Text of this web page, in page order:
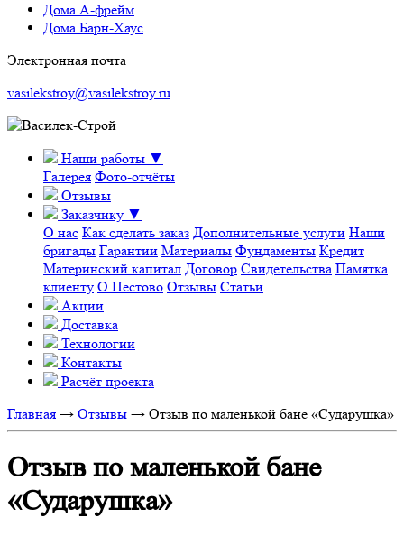
Дома А-фрейм
Дома Барн-Хаус
Электронная почта
vasilekstroy@vasilekstroy.ru
Наши работы ▼
Галерея Фото-отчёты
Отзывы
Заказчику ▼
О нас Как сделать заказ Дополнительные услуги Наши
бригады Гарантии Материалы Фундаменты Кредит
Материнский капитал Договор Свидетельства Памятка
клиенту О Пестово Отзывы Статьи
Акции
Доставка
Технологии
Контакты
Расчёт проекта
Главная → Отзывы → Отзыв по маленькой бане «Сударушка»
Отзыв по маленькой бане
«Сударушка»